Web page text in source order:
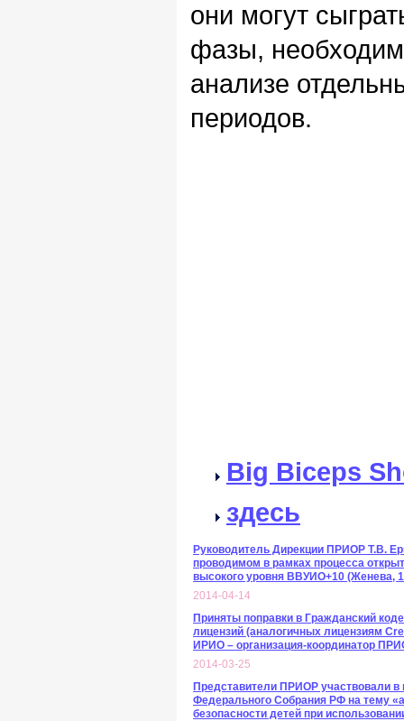
они могут
фазы,
анализе
периодов.
Big Biceps
здесь
Руководитель Дирекции ПРИОР Т.В.
проводимом в рамках процесса
высокого уровня ВВУИО+10 (Женева,
2014-04-14
Приняты поправки в Гражданский
лицензий (аналогичных лицензиям
ИРИО – организация-координатор
2014-03-25
Представители ПРИОР участвовали
Федерального Собрания РФ на тему
безопасности детей при